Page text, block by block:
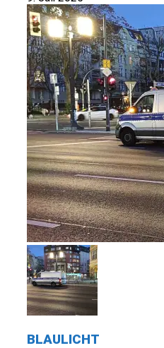
BLAULICHT